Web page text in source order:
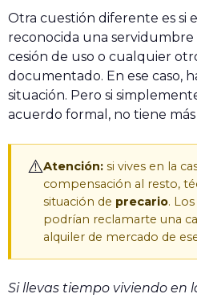
Otra cuestión diferente es si
reconocida una
cesión de uso o cualquier
documentado. En ese caso,
situación. Pero si
acuerdo formal, no tiene
⚠️Atención: si vives en la
compensación al resto,
situación de precario.
podrían reclamarte una
alquiler de mercado de
Si llevas tiempo viviendo en